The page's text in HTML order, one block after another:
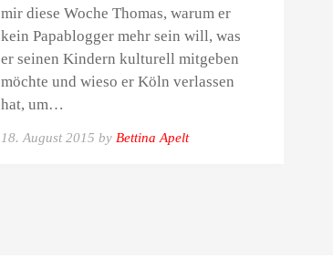
mir diese Woche Thomas, warum er
kein Papablogger mehr sein will, was
er seinen Kindern kulturell mitgeben
möchte und wieso er Köln verlassen
hat, um…
18. August 2015 by Bettina Apelt